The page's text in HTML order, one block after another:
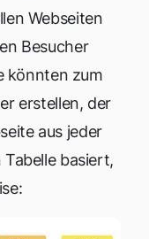
Webseiten
Besucher
könnten zum
erstellen, der
aus jeder
basiert,